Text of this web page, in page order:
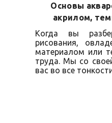
Основы
акрилом,
Когда вы
рисования,
материалом или
труда. Мы со
вас во все